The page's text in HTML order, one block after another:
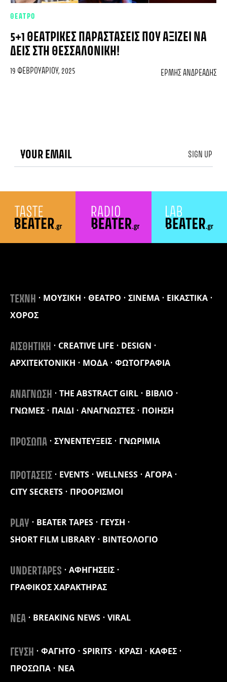
ΘΕΑΤΡΟ
5+1 ΘΕΑΤΡΙΚΈΣ ΠΑΡΑΣΤΆΣΕΙΣ ΠΟΥ ΑΞΊΖΕΙ ΝΑ
ΔΕΙΣ ΣΤΗ ΘΕΣΣΑΛΟΝΊΚΗ!
19 ΦΕΒΡΟΥΑΡΊΟΥ, 2025 ΕΡΜΉΣ ΑΝΔΡΕΆΔΗΣ
ΤΕΧΝΗ ΜΟΥΣΙΚΗ ΘΕΑΤΡΟ ΣΙΝΕΜΑ
ΕΙΚΑΣΤΙΚΑ
ΧΟΡΟΣ
ΑΙΣΘΗΤΙΚΗ CREATIVE LIFE
DESIGN
ΑΡΧΙΤΕΚΤΟΝΙΚΗ
ΜΟΔΑ ΦΩΤΟΓΡΑΦΙΑ
ΑΝΑΓΝΩΣΗ THE ABSTRACT GIRL
ΒΙΒΛΙΟ
ΓΝΩΜΕΣ
ΠΑΙΔΙ ΑΝΑΓΝΩΣΤΕΣ ΠΟΙΗΣΗ
ΠΡΟΣΩΠΑ ΣΥΝΕΝΤΕΥΞΕΙΣ ΓΝΩΡΙΜΙΑ
ΠΡΟΤΑΣΕΙΣ EVENTS WELLNESS
ΑΓΟΡΑ
CITY SECRETS
ΠΡΟΟΡΙΣΜΟΙ
PLAY BEATER TAPES
ΓΕΥΣΗ
SHORT FILM LIBRARY
ΒΙΝΤΕΟΛΟΓΙΟ
UNDERTAPES
ΑΦΗΓΗΣΕΙΣ
ΓΡΑΦΙΚΟΣ ΧΑΡΑΚΤΗΡΑΣ
ΝΕΑ BREAKING NEWS VIRAL
ΓΕΥΣΗ ΦΑΓΗΤΟ SPIRITS ΚΡΑΣΙ
ΚΑΦΕΣ
ΠΡΟΣΩΠΑ
ΝΕΑ
SIGN UP